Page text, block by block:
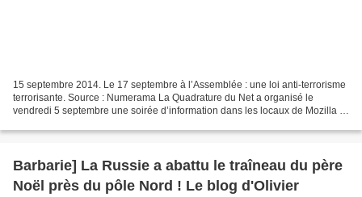
15 septembre 2014. Le 17 septembre à l’Assemblée : une loi anti-terrorisme
terrorisante. Source : Numerama La Quadrature du Net a organisé le
vendredi 5 septembre une soirée d’information dans les locaux de Mozilla à
Barbarie] La Russie a abattu le traîneau du père
Noël près du pôle Nord ! Le blog d'Olivier